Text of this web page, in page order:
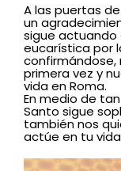
A las puertas
un
sigue actuando
eucarística por
confirmándose,
primera vez y
vida en Roma.
En medio de
Santo sigue
también nos
actúe en tu